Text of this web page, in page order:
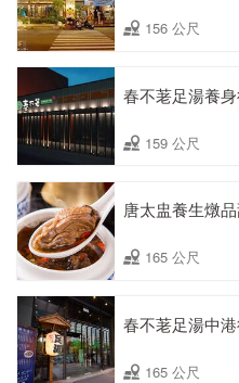
156 公尺
春不荖足湯養
159 公尺
唐太盅養生燉
165 公尺
春不荖足湯中
165 公尺